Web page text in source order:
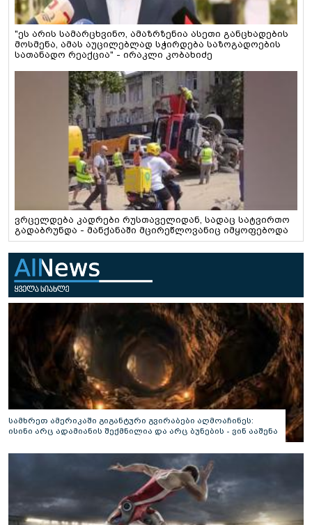
"ეს არის სამარცხვინო, ამაზრზენია ასეთი განცხადების
მოსმენა, ამას აუცილებლად სჭირდება საზოგადოების
სათანადო რეაქცია" - ირაკლი კობახიძე
ვრცელდება კადრები რუსთაველიდან, სადაც სატვირთო
გადაბრუნდა - მანქანაში მცირეწლოვანიც იმყოფებოდა
სამხრეთ ამერიკაში გიგანტური გვირაბები აღმოაჩინეს:
ისინი არც ადამიანის შექმნილია და არც ბუნების - ვინ ააშენა